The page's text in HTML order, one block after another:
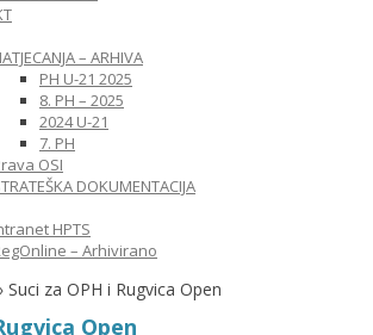
– ARHIVA
PH U-21 2025
8. PH – 2025
2024 U-21
7. PH
OSI
DOKUMENTACIJA
HPTS
– Arhivirano
Suci za OPH i Rugvica Open
Open